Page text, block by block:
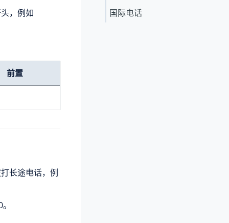
，例如
前置
长途电话，例
国际电话